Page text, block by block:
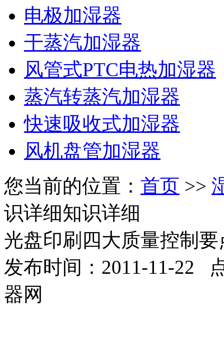
电极加湿器
干蒸汽加湿器
风管式PTC电热加湿器
蒸汽转蒸汽加湿器
快速吸收式加湿器
风机盘管加湿器
您当前的位置： 首页 >>
识详细知识详细
光盘印刷四大质量控制
发布时间：2011-11-22
器网